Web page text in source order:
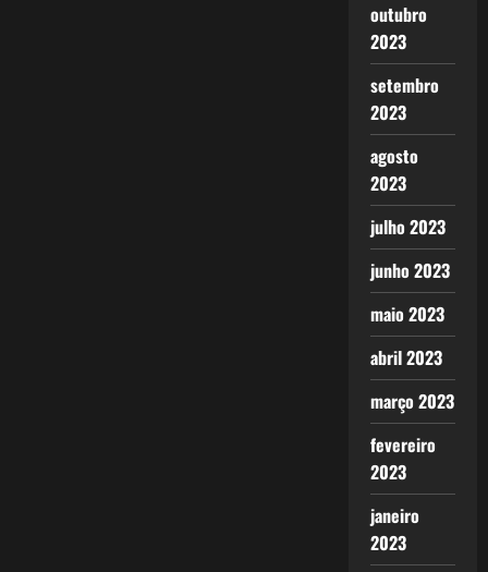
outubro
2023
setembro
2023
agosto
2023
julho 2023
junho 2023
maio 2023
abril 2023
março 2023
fevereiro
2023
janeiro
2023